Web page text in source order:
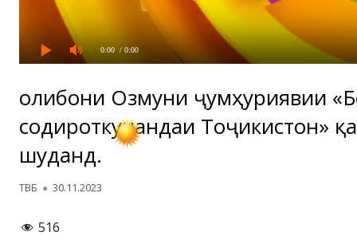
0:00 / 0:00
Ғолибони Озмуни ҷумҳуриявии
содироткунандаи Тоҷикистон»
шуданд.
Автор
ТВБ Опубликовано
30.11.2023
516